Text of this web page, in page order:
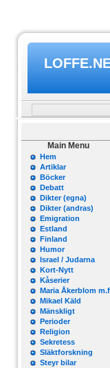
Main Menu
Hem
Artiklar
Böcker
Debatt
Dikter (egna)
Dikter (andras)
Emigration
Estland
Finland
Humor
Israel / Judarna
Kort-Nytt
Kåserier
Maria Åkerblom
Mikael Käld
Mänskligt
Perioder
Religion
Sekretess
Släktforskning
Steyr bilar